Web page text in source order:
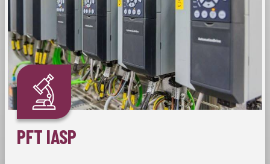
PFT IASP